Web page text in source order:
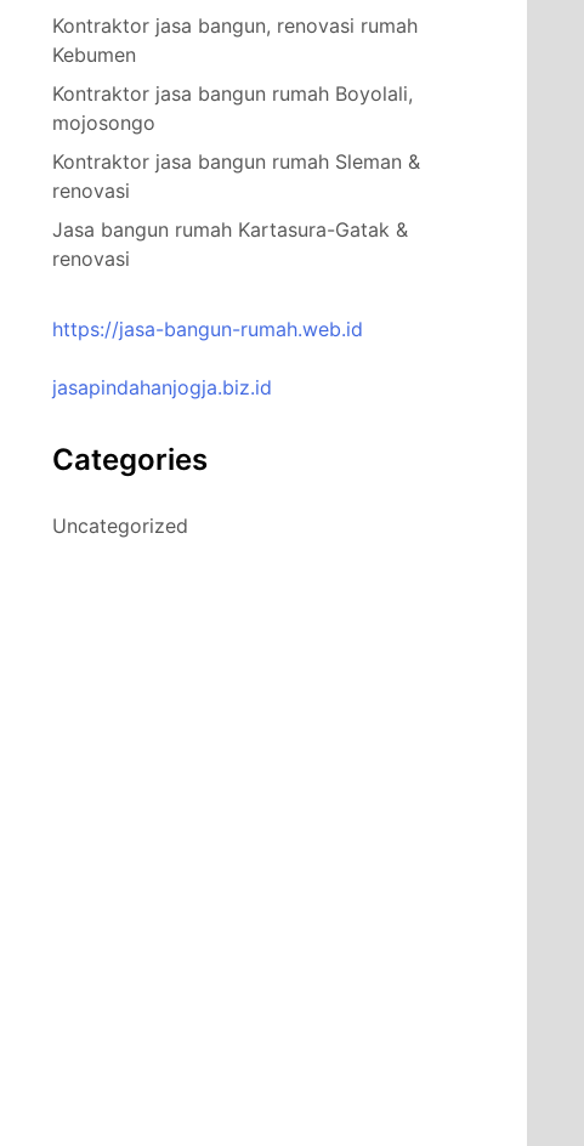
Kontraktor jasa bangun, renovasi rumah
Kebumen
Kontraktor jasa bangun rumah Boyolali,
mojosongo
Kontraktor jasa bangun rumah Sleman &
renovasi
Jasa bangun rumah Kartasura-Gatak &
renovasi
https://jasa-bangun-rumah.web.id
jasapindahanjogja.biz.id
Categories
Uncategorized